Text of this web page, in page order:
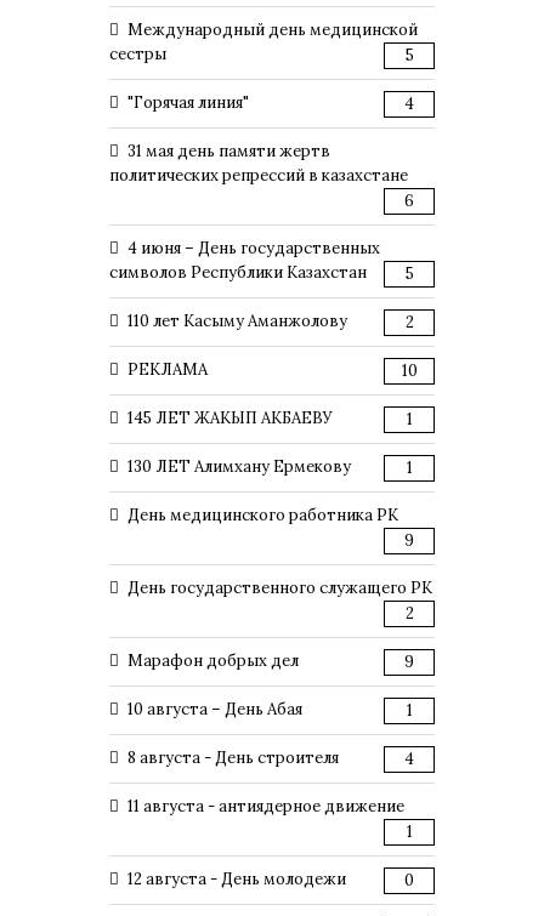
Международный день медицинской
сестры
5
"Горячая линия" 4
31 мая день памяти жертв
политических репрессий в казахстане
6
4 июня – День государственных
символов Республики Казахстан
5
110 лет Касыму Аманжолову 2
РЕКЛАМА 10
145 ЛЕТ ЖАКЫП АКБАЕВУ 1
130 ЛЕТ Алимхану Ермекову 1
День медицинского работника РК
9
День государственного служащего РК
2
Марафон добрых дел 9
10 августа – День Абая 1
8 августа - День строителя 4
11 августа - антиядерное движение
1
12 августа - День молодежи 0